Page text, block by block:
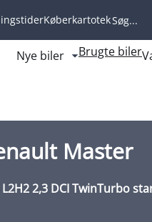
Køberkartotek
Nye biler Fold
Brugte biler
Master
L2H2 2,3 DCI TwinTurbo